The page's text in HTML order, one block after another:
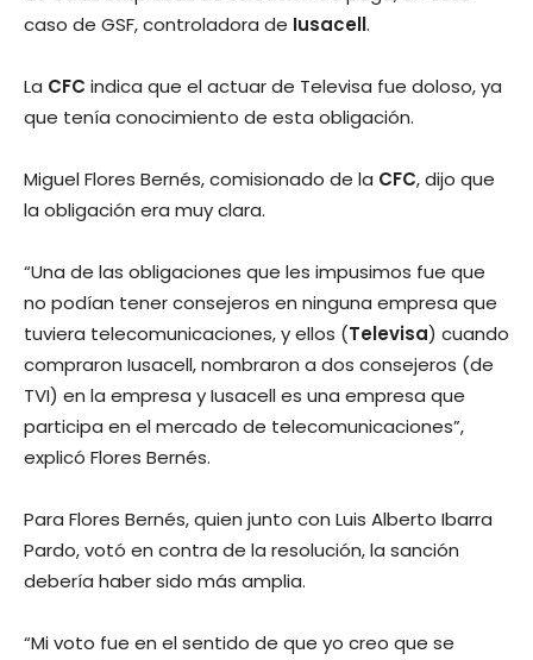
caso de GSF, controladora de Iusacell.
La CFC indica que el actuar de Televisa fue doloso, ya
que tenía conocimiento de esta obligación.
Miguel Flores Bernés, comisionado de la CFC, dijo que
la obligación era muy clara.
“Una de las obligaciones que les impusimos fue que
no podían tener consejeros en ninguna empresa que
tuviera telecomunicaciones, y ellos (Televisa) cuando
compraron Iusacell, nombraron a dos consejeros (de
TVI) en la empresa y Iusacell es una empresa que
participa en el mercado de telecomunicaciones”,
explicó Flores Bernés.
Para Flores Bernés, quien junto con Luis Alberto Ibarra
Pardo, votó en contra de la resolución, la sanción
debería haber sido más amplia.
“Mi voto fue en el sentido de que yo creo que se